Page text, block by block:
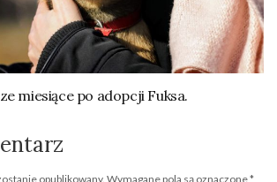
miesiące po adopcji Fuksa.
opublikowany. Wymagane pola są oznaczone*